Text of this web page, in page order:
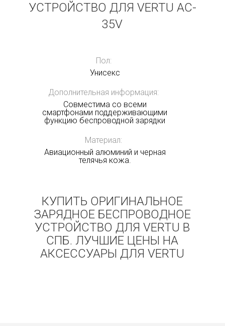
УСТРОЙСТВО ДЛЯ VERTU AC-
35V
Пол:
Унисекс
Дополнительная информация:
Совместима со всеми
смартфонами поддерживающими
функцию беспроводной зарядки
Материал:
Авиационный алюминий и черная
телячья кожа.
КУПИТЬ ОРИГИНАЛЬНОЕ
ЗАРЯДНОЕ БЕСПРОВОДНОЕ
УСТРОЙСТВО ДЛЯ VERTU В
СПБ. ЛУЧШИЕ ЦЕНЫ НА
АКСЕССУАРЫ ДЛЯ VERTU